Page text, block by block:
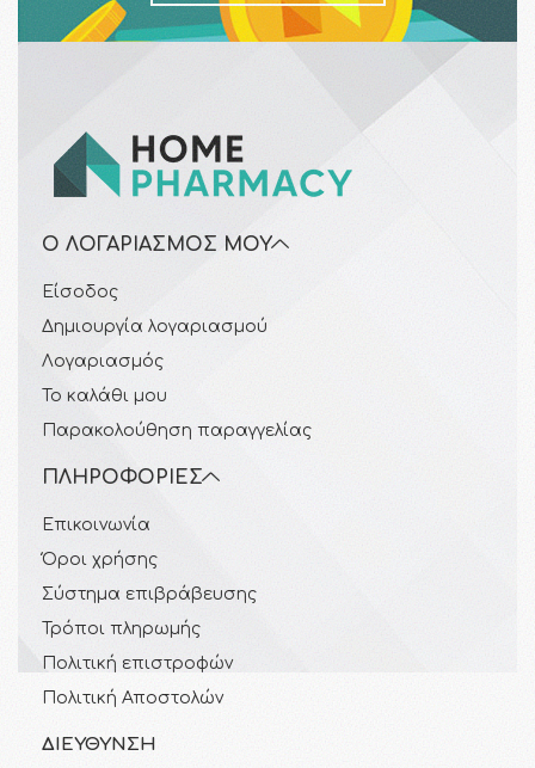
Ο ΛΟΓΑΡΙΑΣΜΌΣ ΜΟΥ
Είσοδος
Δημιουργία λογαριασμού
Λογαριασμός
Το καλάθι μου
Παρακολούθηση παραγγελίας
ΠΛΗΡΟΦΟΡΊΕΣ
Επικοινωνία
Όροι χρήσης
Σύστημα επιβράβευσης
Τρόποι πληρωμής
Πολιτική επιστροφών
Πολιτική Αποστολών
ΔΙΕΎΘΥΝΣΗ